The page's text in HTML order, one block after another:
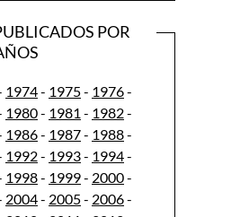
POR
1974- 1975- 1976-
1980- 1981 - 1982-
1986- 1987- 1988-
1992- 1993- 1994-
1998- 1999- 2000-
2004- 2005- 2006-